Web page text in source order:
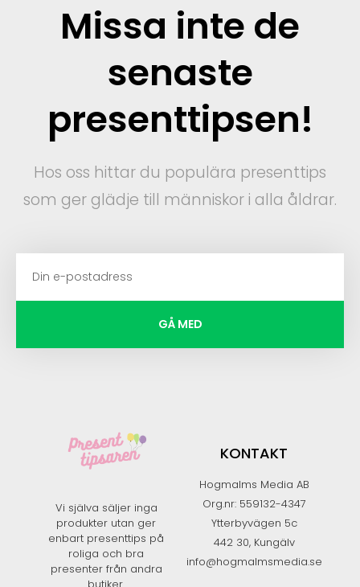
Missa inte de
senaste
presenttipsen!
Hos oss hittar du populära presenttips
som ger glädje till människor i alla åldrar.
GÅ MED
Vi själva säljer inga
produkter utan ger
enbart presenttips på
roliga och bra
presenter från andra
KONTAKT
Hogmalms Media AB
Org.nr: 559132-4347
Ytterbyvägen 5c
442 30, Kungälv
info@hogmalmsmedia.se